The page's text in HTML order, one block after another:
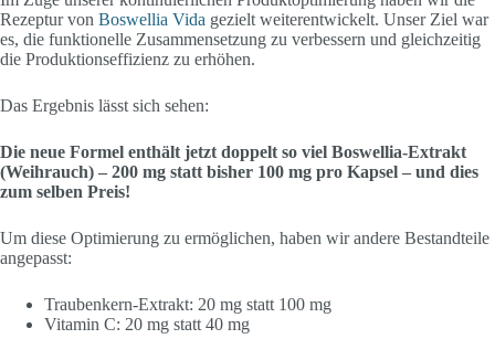
Rezeptur von Boswellia Vida gezielt weiterentwickelt. Unser Ziel war
es, die funktionelle Zusammensetzung zu verbessern und gleichzeitig
die Produktionseffizienz zu erhöhen.
Das Ergebnis lässt sich sehen:
Die neue Formel enthält jetzt doppelt so viel Boswellia-Extrakt
(Weihrauch) – 200 mg statt bisher 100 mg pro Kapsel – und dies
zum selben Preis!
Um diese Optimierung zu ermöglichen, haben wir andere Bestandteile
angepasst:
Traubenkern-Extrakt: 20 mg statt 100 mg
Vitamin C: 20 mg statt 40 mg